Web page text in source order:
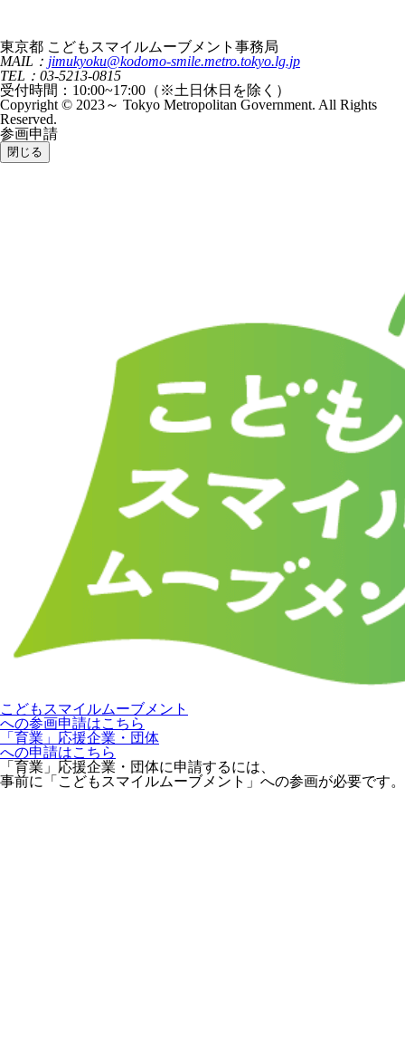
東京都 こどもスマイルムーブメント事務局
MAIL： jimukyoku@kodomo-smile.metro.tokyo.lg.jp
TEL：03-5213-0815
受付時間：10:00~17:00（※土日休日を除く）
Copyright © 2023～ Tokyo Metropolitan Government. All Rights
Reserved.
参画申請
閉じる
こどもスマイルムーブメント
への参画申請はこちら
「育業」応援企業・団体
への申請はこちら
「育業」応援企業・団体に申請するには、
事前に「こどもスマイルムーブメント」への参画が必要です。